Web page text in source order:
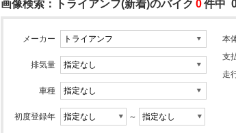
画像検索：トライアンフ(新着)のバイク 0件中
メーカー
排気量
車種
初度登録年 ～
本
支
走